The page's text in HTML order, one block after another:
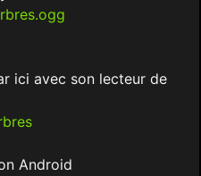
ici avec son lecteur de
Android